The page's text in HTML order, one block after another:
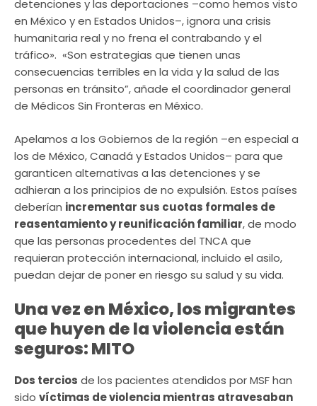
detenciones y las deportaciones –como hemos visto
en México y en Estados Unidos–, ignora una crisis
humanitaria real y no frena el contrabando y el
tráfico». «Son estrategias que tienen unas
consecuencias terribles en la vida y la salud de las
personas en tránsito”, añade el coordinador general
de Médicos Sin Fronteras en México.
Apelamos a los Gobiernos de la región –en especial a
los de México, Canadá y Estados Unidos– para que
garanticen alternativas a las detenciones y se
adhieran a los principios de no expulsión. Estos países
deberían incrementar sus cuotas formales de
reasentamiento y reunificación familiar, de modo
que las personas procedentes del TNCA que
requieran protección internacional, incluido el asilo,
puedan dejar de poner en riesgo su salud y su vida.
Una vez en México, los migrantes
que huyen de la violencia están
seguros:MITO
Dos tercios de los pacientes atendidos por MSF han
sido víctimas de violencia mientras atravesaban